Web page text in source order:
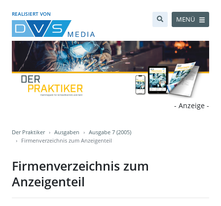
REALISIERT VON
MENÜ
- Anzeige -
Der Praktiker Ausgaben
Ausgabe 7 (2005)
Firmenverzeichnis zum Anzeigenteil
Firmenverzeichnis zum
Anzeigenteil